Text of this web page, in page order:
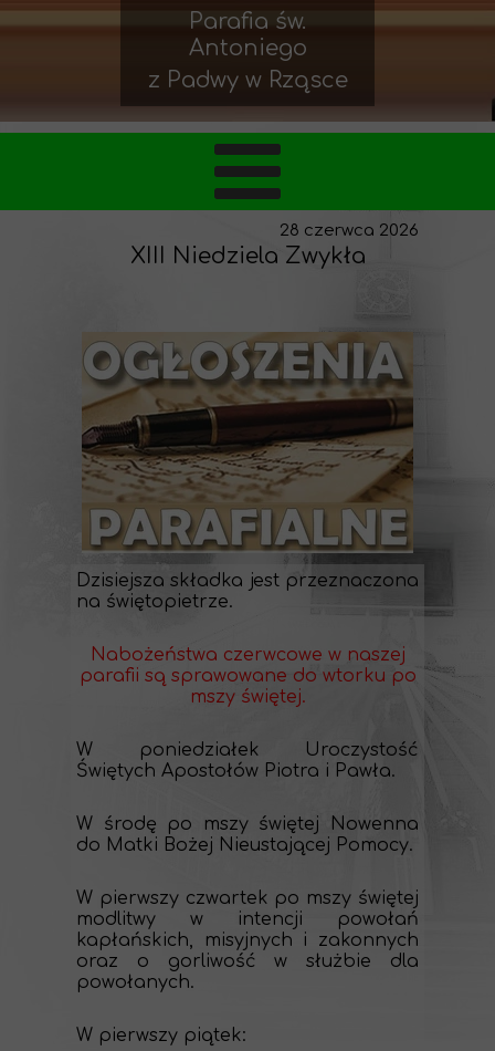
28 czerwca 2026
Dzisiejsza składka jest przeznaczona
na świętopietrze.
Nabożeństwa czerwcowe w naszej
parafii są sprawowane do wtorku po
mszy świętej.
W poniedziałek Uroczystość
Świętych Apostołów Piotra i Pawła.
W środę po mszy świętej Nowenna
do Matki Bożej Nieustającej Pomocy.
W pierwszy czwartek po mszy świętej
modlitwy w intencji powołań
kapłańskich, misyjnych i zakonnych
oraz o gorliwość w służbie dla
powołanych.
W pierwszy piątek:
XIII Niedziela Zwykła
Parafia św.
Antoniego
z Padwy w Rząsce